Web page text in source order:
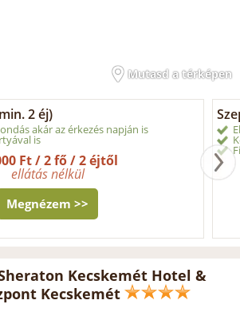
Mutasd a térképen
2 éj)
akár az érkezés napján is
is
Ft / 2 fő / 2 éjtől
ellátás nélkül
Megnézem >>
Kecskemét Hotel &
Kecskemét